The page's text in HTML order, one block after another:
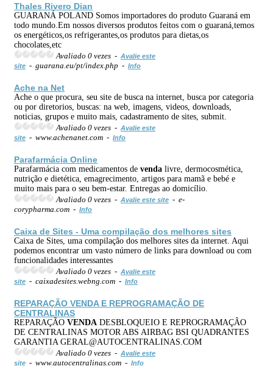
Thales Rivero Dian
GUARANÁ POLAND Somos importadores do produto Guaraná em
todo mundo.Em nossos diversos produtos feitos com o guaraná,temos
os energéticos,os refrigerantes,os produtos para dietas,os
chocolates,etc
Avaliado 0 vezes - Avalie este
site - guarana.eu/pt/index.php - Info
Ache na Net
Ache o que procura, seu site de busca na internet, busca por categoria
ou por diretorios, buscas: na web, imagens, videos, downloads,
noticias, grupos e muito mais, cadastramento de sites, submit.
Avaliado 0 vezes - Avalie este
site - www.achenanet.com - Info
Parafarmácia Online
Parafarmácia com medicamentos de venda livre, dermocosmética,
nutrição e dietética, emagrecimento, artigos para mamã e bebé e
muito mais para o seu bem-estar. Entregas ao domicílio.
Avaliado 0 vezes - Avalie este site - e-
corypharma.com - Info
Caixa de Sites - Uma compilação dos melhores sites
Caixa de Sites, uma compilação dos melhores sites da internet. Aqui
podemos encontrar um vasto número de links para download ou com
funcionalidades interessantes
Avaliado 0 vezes - Avalie este
site - caixadesites.webng.com - Info
REPARAÇÃO VENDAE REPROGRAMAÇÃO DE
CENTRALINAS
REPARAÇÃO VENDA DESBLOQUEIO E REPROGRAMAÇÃO
DE CENTRALINAS MOTOR ABS AIRBAG BSI QUADRANTES
GARANTIA GERAL@AUTOCENTRALINAS.COM
Avaliado 0 vezes - Avalie este
site - www.autocentralinas.com - Info